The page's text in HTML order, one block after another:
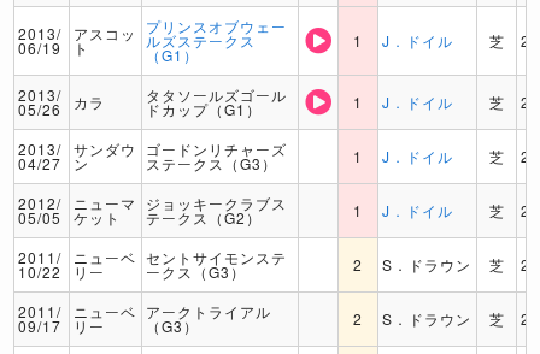
2013/
06/19
アスコッ
ト
プリンスオブウェー
ルズステークス
（G1）
1 J．ドイル 芝
2013/
05/26 カラ タタソールズゴール
ドカップ（G1） 1 J．ドイル 芝
2013/
04/27
サンダウ
ン
ゴードンリチャーズ
ステークス（G3） 1 J．ドイル 芝
2012/
05/05
ニューマ
ケット
ジョッキークラブス
テークス（G2） 1 J．ドイル 芝
2011/
10/22
ニューベ
リー
セントサイモンステ
ークス（G3） 2 S．ドラウン 芝
2011/
09/17
ニューベ
リー
アークトライアル
（G3） 2 S．ドラウン 芝